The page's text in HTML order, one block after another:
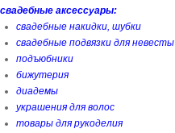
свадебные аксессуары:
свадебные накидки, шубки
свадебные подвязки для невесты
подъюбники
бижутерия
диадемы
украшения для волос
товары для рукоделия